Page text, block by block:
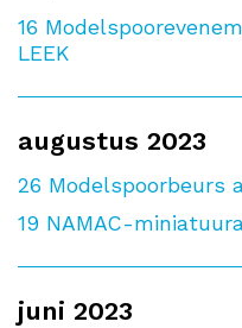
16
LEEK
augustus 2023
26 Modelspoorbeurs
19 NAMAC-
juni 2023